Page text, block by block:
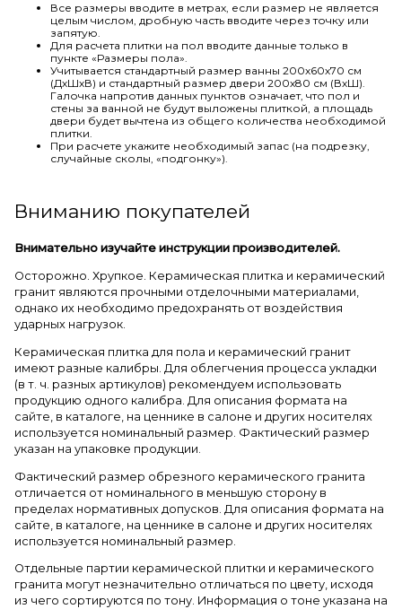
Все размеры вводите в метрах, если размер не является
целым числом, дробную часть вводите через точку или
запятую.
Для расчета плитки на пол вводите данные только в
пункте «Размеры пола».
Учитывается стандартный размер ванны 200х60х70 см
(ДхШхВ) и стандартный размер двери 200х80 см (ВхШ).
Галочка напротив данных пунктов означает, что пол и
стены за ванной не будут выложены плиткой, а площадь
двери будет вычтена из общего количества необходимой
плитки.
При расчете укажите необходимый запас (на подрезку,
случайные сколы, «подгонку»).
Вниманию покупателей
Внимательно изучайте инструкции производителей.
Осторожно. Хрупкое. Керамическая плитка и керамический
гранит являются прочными отделочными материалами,
однако их необходимо предохранять от воздействия
ударных нагрузок.
Керамическая плитка для пола и керамический гранит
имеют разные калибры. Для облегчения процесса укладки
(в т. ч. разных артикулов) рекомендуем использовать
продукцию одного калибра. Для описания формата на
сайте, в каталоге, на ценнике в салоне и других носителях
используется номинальный размер. Фактический размер
указан на упаковке продукции.
Фактический размер обрезного керамического гранита
отличается от номинального в меньшую сторону в
пределах нормативных допусков. Для описания формата на
сайте, в каталоге, на ценнике в салоне и других носителях
используется номинальный размер.
Отдельные партии керамической плитки и керамического
гранита могут незначительно отличаться по цвету, исходя
из чего сортируются по тону. Информация о тоне указана на